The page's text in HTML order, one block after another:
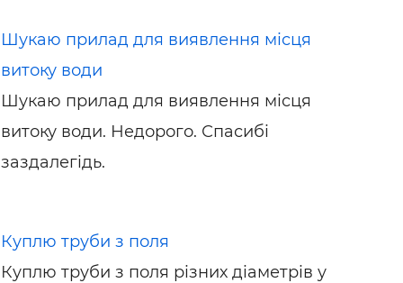
Шукаю прилад для виявлення місця
витоку води
Шукаю прилад для виявлення місця
витоку води. Недорого. Спасибі
заздалегідь.
Куплю труби з поля
Куплю труби з поля різних діаметрів у